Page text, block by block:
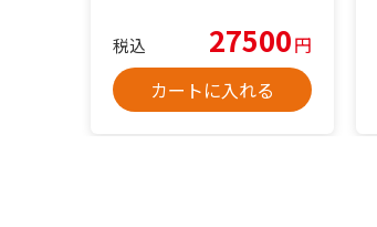
税込 27500円
カートに入れる